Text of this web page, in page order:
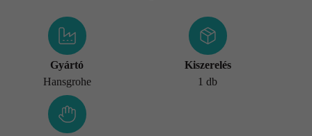
Gyártó
Hansgrohe
Kiszerelés
1 db